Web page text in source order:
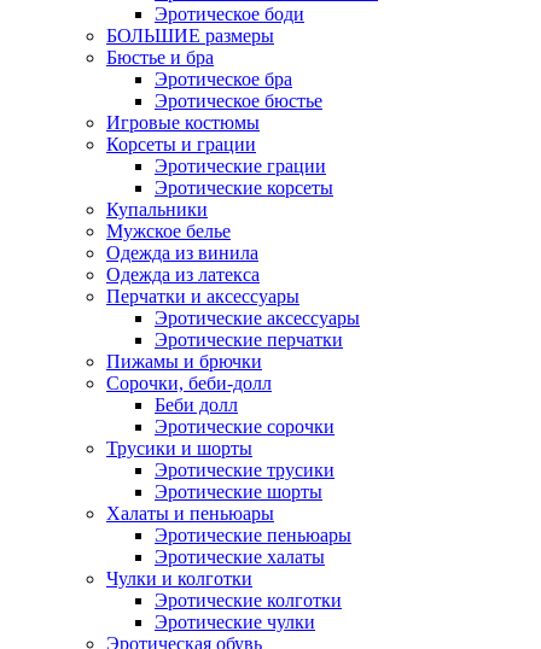
Эротическое боди
БОЛЬШИЕ размеры
Бюстье и бра
Эротическое бра
Эротическое бюстье
Игровые костюмы
Корсеты и грации
Эротические грации
Эротические корсеты
Купальники
Мужское белье
Одежда из винила
Одежда из латекса
Перчатки и аксессуары
Эротические аксессуары
Эротические перчатки
Пижамы и брючки
Сорочки, беби-долл
Беби долл
Эротические сорочки
Трусики и шорты
Эротические трусики
Эротические шорты
Халаты и пеньюары
Эротические пеньюары
Эротические халаты
Чулки и колготки
Эротические колготки
Эротические чулки
Эротическая обувь